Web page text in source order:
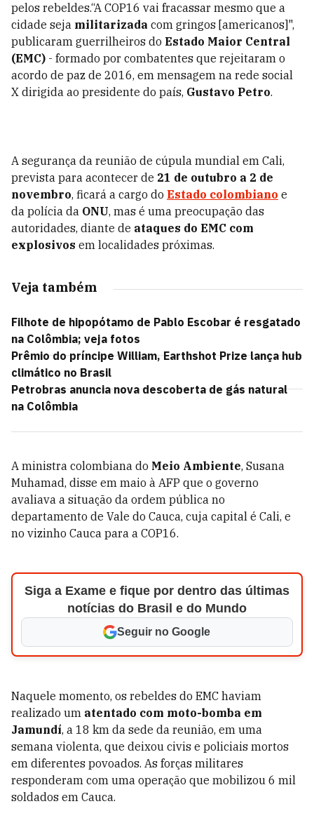
pelos rebeldes.“A COP16 vai fracassar mesmo que a
cidade seja militarizada com gringos [americanos]",
publicaram guerrilheiros do Estado Maior Central
(EMC) - formado por combatentes que rejeitaram o
acordo de paz de 2016, em mensagem na rede social
X dirigida ao presidente do país, Gustavo Petro.
A segurança da reunião de cúpula mundial em Cali,
prevista para acontecer de 21 de outubro a 2 de
novembro, ficará a cargo do Estado colombiano e
da polícia da ONU, mas é uma preocupação das
autoridades, diante de ataques do EMC com
explosivos em localidades próximas.
Veja também
Filhote de hipopótamo de Pablo Escobar é resgatado
na Colômbia; veja fotos
Prêmio do príncipe William, Earthshot Prize lança hub
climático no Brasil
Petrobras anuncia nova descoberta de gás natural
na Colômbia
A ministra colombiana do Meio Ambiente, Susana
Muhamad, disse em maio à AFP que o governo
avaliava a situação da ordem pública no
departamento de Vale do Cauca, cuja capital é Cali, e
no vizinho Cauca para a COP16.
Siga a Exame e fique por dentro das últimas
notícias do Brasil e do Mundo
Seguir no Google
Naquele momento, os rebeldes do EMC haviam
realizado um atentado com moto-bomba em
Jamundí, a 18 km da sede da reunião, em uma
semana violenta, que deixou civis e policiais mortos
em diferentes povoados. As forças militares
responderam com uma operação que mobilizou 6 mil
soldados em Cauca.